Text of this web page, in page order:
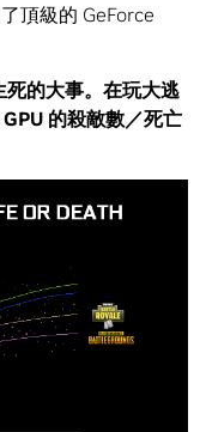
頂級的 GeForce
的大事。在玩大逃
的殺敵數／死亡